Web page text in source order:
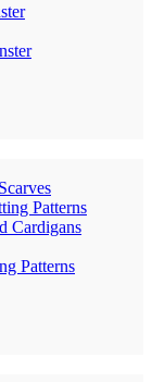
Patterns
Cardigans
Patterns